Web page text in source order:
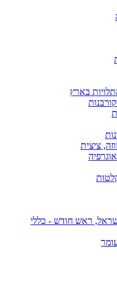
בארץ
ציצית
ראש חודש - כללי